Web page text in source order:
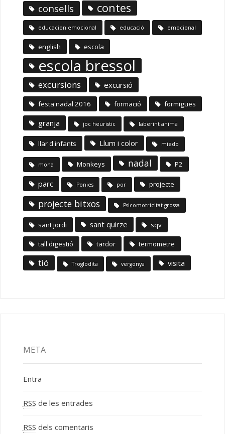
consells contes
educacion emocional educació emocional
english escola
escola bressol
excursions excursió
festa nadal 2016 formació formigues
granja joc heuristic laberint anima
llar d'infants Llum i color miedo
mona Monkeys nadal P2
parc Ponies por projecte
projecte bitxos Psicomotricitat grossa
sant jordi sant quirze sqv
tall digestió tardor termometre
tió Troglodita vergonya visita
META
Entra
RSS de les entrades
RSS dels comentaris